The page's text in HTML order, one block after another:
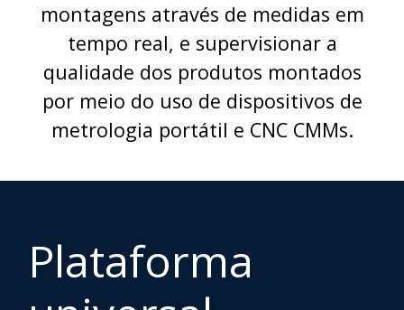
montagens através de medidas em
tempo real, e supervisionar a
qualidade dos produtos montados
por meio do uso de dispositivos de
metrologia portátil e CNC CMMs.
Plataforma